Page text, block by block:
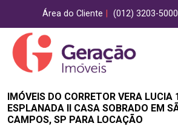
Área do Cliente (012) 3203-5000
IMÓVEIS DO CORRETOR VERA LUCIA
ESPLANADA II CASA SOBRADO EM
CAMPOS, SP PARA LOCAÇÃO